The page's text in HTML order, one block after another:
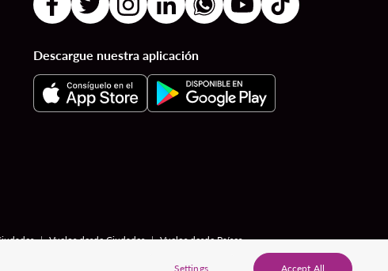
Descargue nuestra aplicación
| Vuelos desde Ciudades | Vuelos desde Países
Settings Accept All